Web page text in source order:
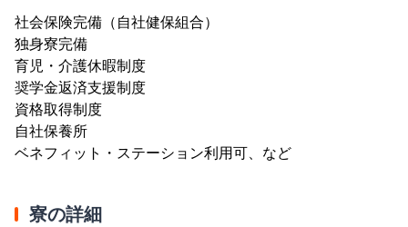
社会保険完備（自社健保組合）
独身寮完備
育児・介護休暇制度
奨学金返済支援制度
資格取得制度
自社保養所
ベネフィット・ステーション利用可、など
寮の詳細